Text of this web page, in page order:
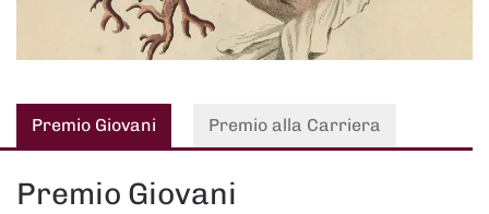
Premio Giovani Premio alla Carriera
Premio Giovani